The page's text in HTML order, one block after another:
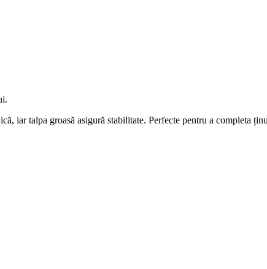
iar talpa groasă asigură stabilitate. Perfecte pentru a completa